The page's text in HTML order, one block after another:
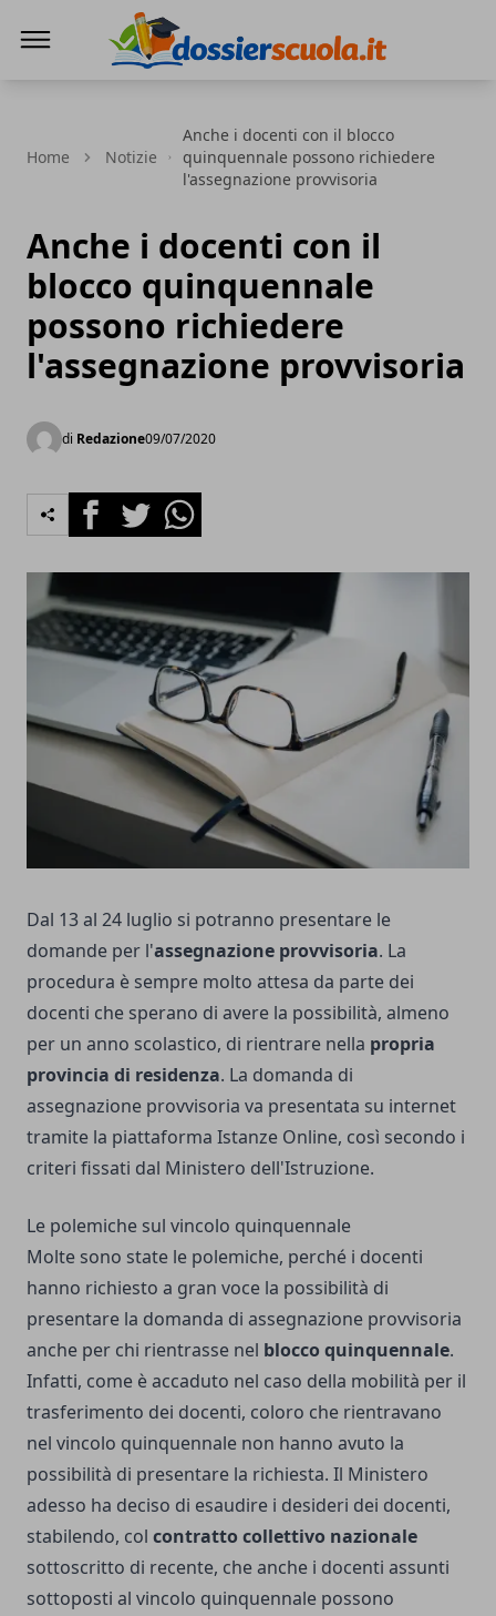
Home Notizie
Anche i docenti con il blocco
quinquennale possono richiedere
l'assegnazione provvisoria
Anche i docenti con il
blocco quinquennale
possono richiedere
l'assegnazione provvisoria
di Redazione09/07/2020
FacebookTwitterWhatsapp
Dal 13 al 24 luglio si potranno presentare le
domande per l'assegnazione provvisoria. La
procedura è sempre molto attesa da parte dei
docenti che sperano di avere la possibilità, almeno
per un anno scolastico, di rientrare nella propria
provincia di residenza. La domanda di
assegnazione provvisoria va presentata su internet
tramite la piattaforma Istanze Online, così secondo i
criteri fissati dal Ministero dell'Istruzione.
Le polemiche sul vincolo quinquennale
Molte sono state le polemiche, perché i docenti
hanno richiesto a gran voce la possibilità di
presentare la domanda di assegnazione provvisoria
anche per chi rientrasse nel blocco quinquennale.
Infatti, come è accaduto nel caso della mobilità per il
trasferimento dei docenti, coloro che rientravano
nel vincolo quinquennale non hanno avuto la
possibilità di presentare la richiesta. Il Ministero
adesso ha deciso di esaudire i desideri dei docenti,
stabilendo, col contratto collettivo nazionale
sottoscritto di recente, che anche i docenti assunti
sottoposti al vincolo quinquennale possono